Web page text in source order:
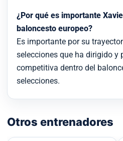
¿Por qué es importante
baloncesto europeo?
Es importante por su
selecciones que ha dirigido y
competitiva dentro del
selecciones.
Otros entrenadores